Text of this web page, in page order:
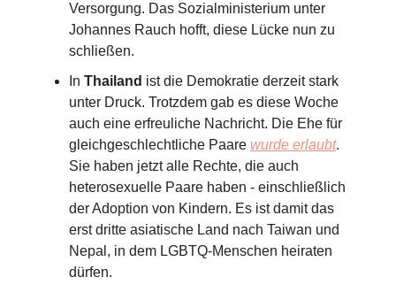
Versorgung. Das Sozialministerium unter
Johannes Rauch hofft, diese Lücke nun zu
schließen.
In Thailand ist die Demokratie derzeit stark
unter Druck. Trotzdem gab es diese Woche
auch eine erfreuliche Nachricht. Die Ehe für
gleichgeschlechtliche Paare wurde erlaubt.
Sie haben jetzt alle Rechte, die auch
heterosexuelle Paare haben - einschließlich
der Adoption von Kindern. Es ist damit das
erst dritte asiatische Land nach Taiwan und
Nepal, in dem LGBTQ-Menschen heiraten
dürfen.